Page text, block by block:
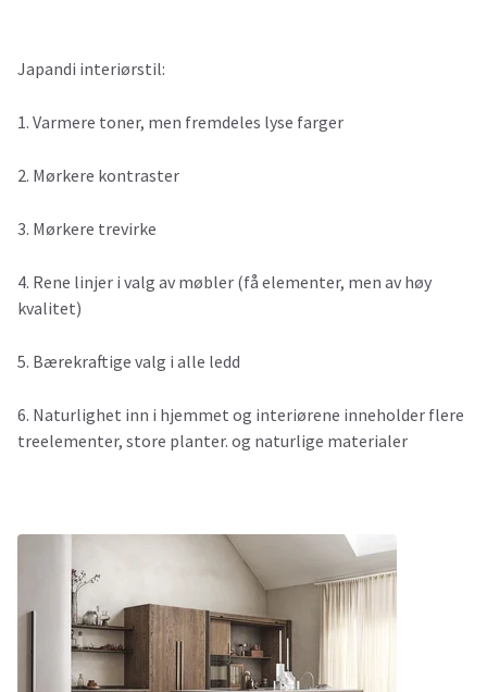
Japandi interiørstil:
1. Varmere toner, men fremdeles lyse farger
2. Mørkere kontraster
3. Mørkere trevirke
4. Rene linjer i valg av møbler (få elementer, men av høy
kvalitet)
5. Bærekraftige valg i alle ledd
6. Naturlighet inn i hjemmet og interiørene inneholder flere
treelementer, store planter. og naturlige materialer